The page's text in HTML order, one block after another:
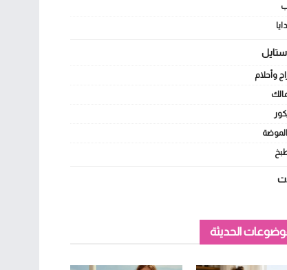
وأحلام
الحديثة